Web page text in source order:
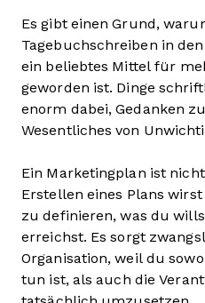
Es gibt einen Grund,
Tagebuchschreiben in
ein beliebtes Mittel für
geworden ist. Dinge
enorm dabei, Gedanken
Wesentliches von
Ein Marketingplan ist
Erstellen eines Plans
zu definieren, was du
erreichst. Es sorgt
Organisation, weil du
tun ist, als auch die